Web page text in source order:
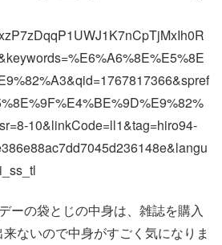
10&linkCode=ll1&tag=hiro94-
ーの袋とじの中身は、雑誌を購入
ないので中身がすごく気になりま